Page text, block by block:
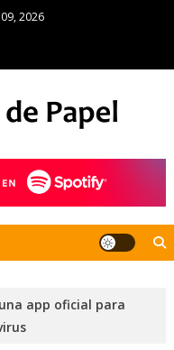
2026
app oficial para